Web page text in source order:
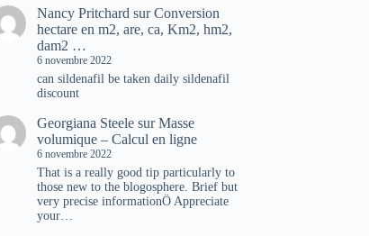
Nancy Pritchard surConversion
hectare en m2, are, ca, Km2, hm2,
dam2 …
6 novembre 2022
can sildenafil be taken daily sildenafil
discount
Georgiana Steele surMasse
volumique – Calcul en ligne
6 novembre 2022
That is a really good tip particularly to
those new to the blogosphere. Brief but
very precise informationÖ Appreciate
your…